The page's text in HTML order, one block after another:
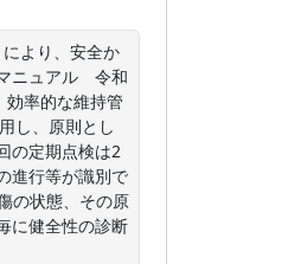
より、安全か
ニュアル　令和
率的な維持管
し、原則とし
の定期点検は2
進行等が識別で
の状態、その原
に健全性の診断